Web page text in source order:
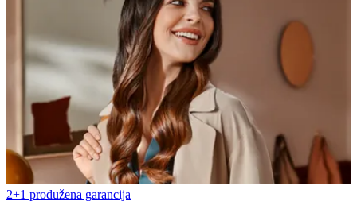
2+1 produžena garancija